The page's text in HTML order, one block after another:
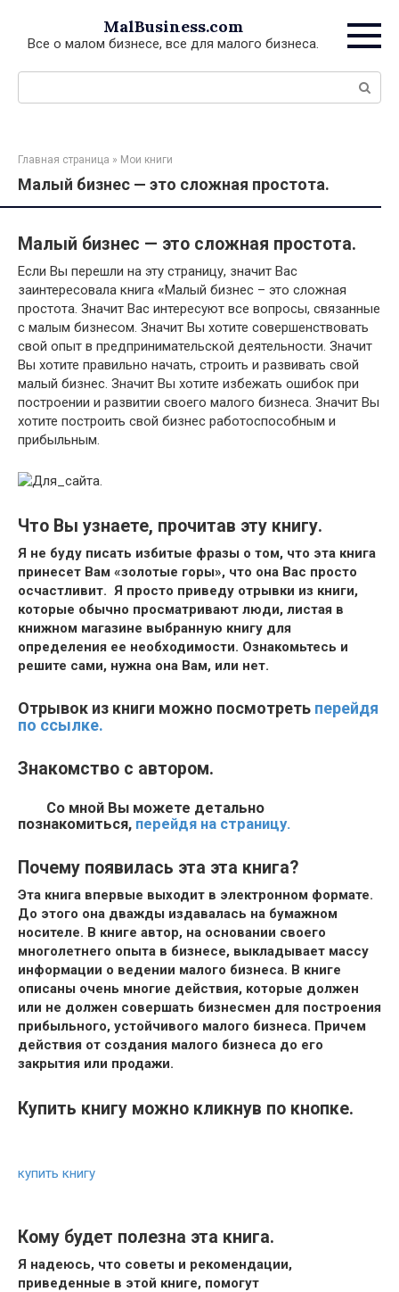
контенту
MalBusiness.com
Все о малом бизнесе, все для малого бизнеса.
Поиск:
Главная страница » Мои книги
Малый бизнес — это сложная простота.
Малый бизнес — это сложная простота.
Если Вы перешли на эту страницу, значит Вас
заинтересовала книга «Малый бизнес – это сложная
простота. Значит Вас интересуют все вопросы, связанные
с малым бизнесом. Значит Вы хотите совершенствовать
свой опыт в предпринимательской деятельности. Значит
Вы хотите правильно начать, строить и развивать свой
малый бизнес. Значит Вы хотите избежать ошибок при
построении и развитии своего малого бизнеса. Значит Вы
хотите построить свой бизнес работоспособным и
прибыльным.
Что Вы узнаете, прочитав эту книгу.
Я не буду писать избитые фразы о том, что эта книга
принесет Вам «золотые горы», что она Вас просто
осчастливит. Я просто приведу отрывки из книги,
которые обычно просматривают люди, листая в
книжном магазине выбранную книгу для
определения ее необходимости. Ознакомьтесь и
решите сами, нужна она Вам, или нет.
Отрывок из книги можно посмотреть перейдя
по ссылке.
Знакомство с автором.
Со мной Вы можете детально
познакомиться, перейдя на страницу.
Почему появилась эта эта книга?
Эта книга впервые выходит в электронном формате.
До этого она дважды издавалась на бумажном
носителе. В книге автор, на основании своего
многолетнего опыта в бизнесе, выкладывает массу
информации о ведении малого бизнеса. В книге
описаны очень многие действия, которые должен
или не должен совершать бизнесмен для построения
прибыльного, устойчивого малого бизнеса. Причем
действия от создания малого бизнеса до его
закрытия или продажи.
Купить книгу можно кликнув по кнопке.
купить книгу
Кому будет полезна эта книга.
Я надеюсь, что советы и рекомендации,
приведенные в этой книге, помогут